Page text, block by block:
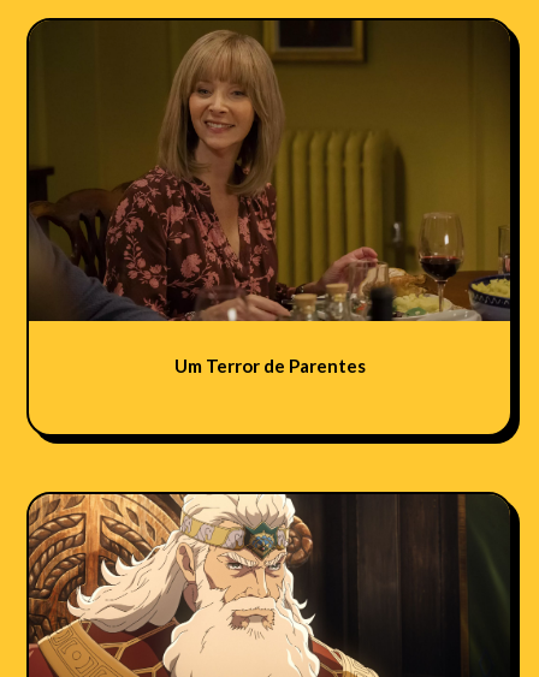
Um Terror de Parentes